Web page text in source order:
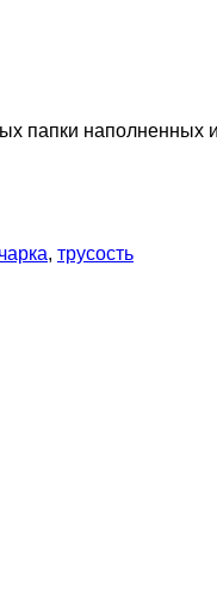
папки наполненных
, трусость